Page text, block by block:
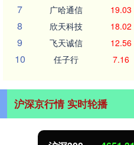
7 广哈通信 19.03
8 欣天科技 18.02
9 飞天诚信 12.56
10 任子行 7.16
沪深京行情 实时轮播